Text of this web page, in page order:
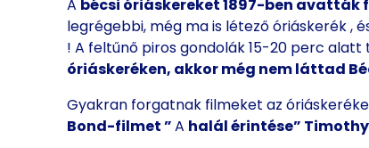
A bécsi óriáskereket1897-ben avatták
legrégebbi, még ma is létezőóriáskerék,
!A feltűnő piros gondolák15-20 percalatt
óriáskeréken, akkor még nem láttad
Gyakran forgatnak filmeket az
Bond-filmet ”A halál érintése”